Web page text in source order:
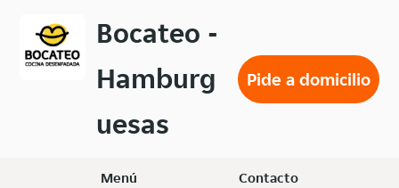
menú
Bocateo -
Hamburg
uesas
Pide a domicilio
Menú Contacto